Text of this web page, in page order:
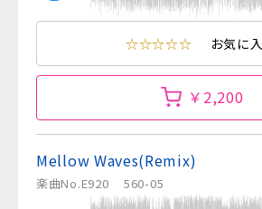
☆☆☆☆☆ お気に
￥2,200
Mellow Waves(Remix)
楽曲No.E920 560-05